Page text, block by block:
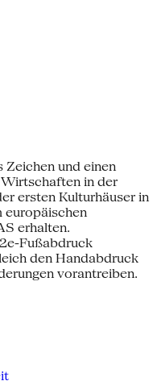
und einen
in der
ersten Kulturhäuser in
europäischen
erhalten.
Fußabdruck
den Handabdruck
vorantreiben.